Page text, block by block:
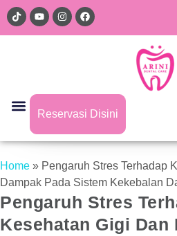
Reservasi Disini
Home » Pengaruh Stres Terhadap
Dampak Pada Sistem Kekebalan
Pengaruh Stres
Kesehatan Gigi Dan